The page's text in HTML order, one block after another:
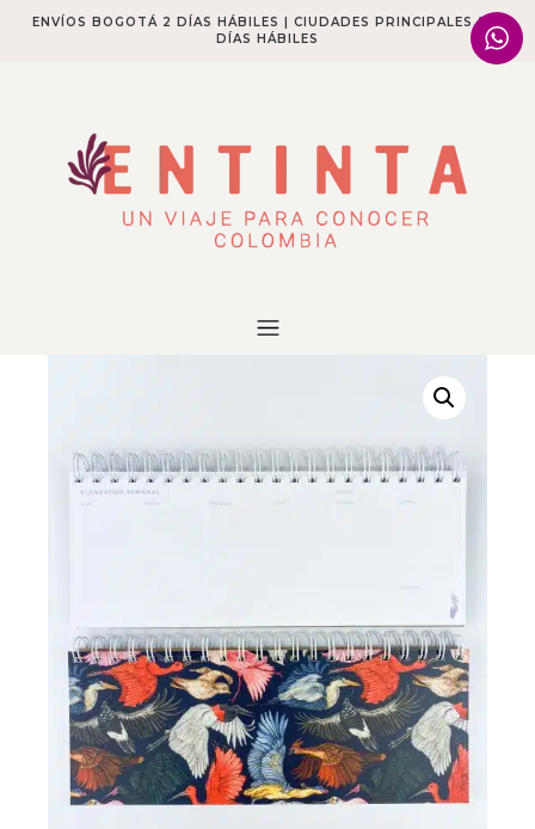
ENVÍOS BOGOTÁ 2 DÍAS HÁBILES | CIUDADES PRINCIPALES 2-4
DÍAS HÁBILES​